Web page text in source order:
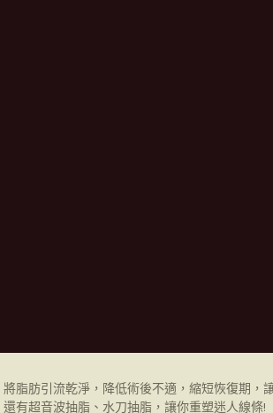
脂肪引流乾淨，降低術後不適，縮短恢復期，
還有超音波抽脂、水刀抽脂，讓你重塑迷人線條!